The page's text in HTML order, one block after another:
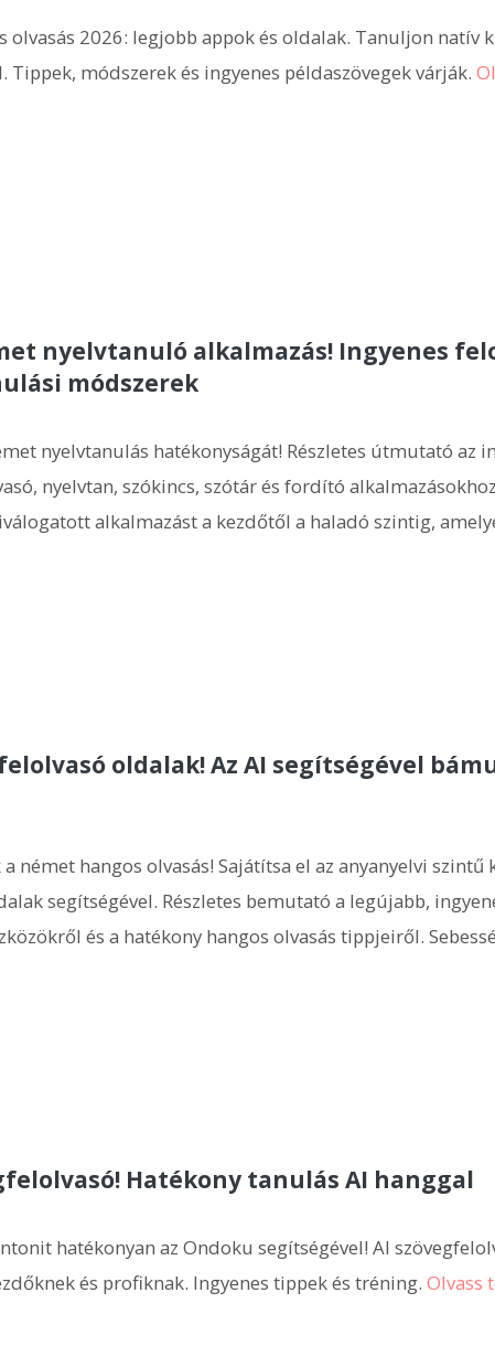
olvasás 2026: legjobb appok és oldalak. Tanuljon natív
Tippek, módszerek és ingyenes példaszövegek várják.
nyelvtanuló alkalmazás! Ingyenes
módszerek
nyelvtanulás hatékonyságát! Részletes útmutató az
nyelvtan, szókincs, szótár és fordító
alkalmazást a kezdőtől a haladó szintig,
oldalak! Az AI segítségével
német hangos olvasás! Sajátítsa el az anyanyelvi szintű
segítségével. Részletes bemutató a legújabb,
és a hatékony hangos olvasás tippjeiről.
Hatékony tanulás AI hanggal
hatékonyan az Ondoku segítségével! AI
és profiknak. Ingyenes tippek és tréning. Olvass